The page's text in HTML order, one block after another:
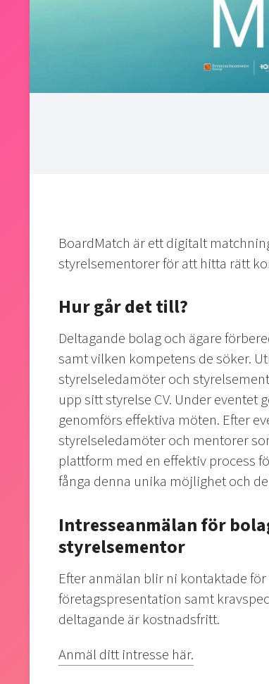
BoardMatch är ett digitalt
styrelsementorer för att hitta rätt
Hur går det till?
Deltagande bolag och ägare
samt vilken kompetens de söker.
styrelseledamöter och
upp sitt styrelse CV. Under eventet
genomförs effektiva möten. Efter
styrelseledamöter och mentorer
plattform med en effektiv process
fånga denna unika möjlighet och
Intresseanmälan för
styrelsementor
Efter anmälan blir ni kontaktade
företagspresentation samt
deltagande är kostnadsfritt.
Anmäl ditt intresse här.